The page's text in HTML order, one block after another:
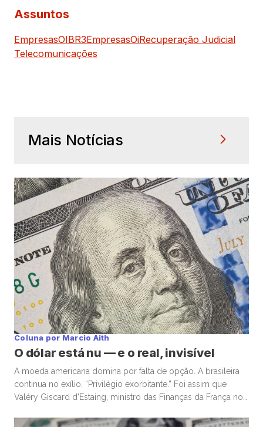
Assuntos
EmpresasOIBR3EmpresasOiRecuperação Judicial
Telecomunicações
Mais Notícias
Coluna por Marcio Aith
O dólar está nu — e o real, invisível
A moeda americana domina por falta de opção. A brasileira
continua no exílio. “Privilégio exorbitante.” Foi assim que
Valéry Giscard d’Estaing, ministro das Finanças da França nos
Unidos de financiar déficits em sua própria moeda — e, ainda